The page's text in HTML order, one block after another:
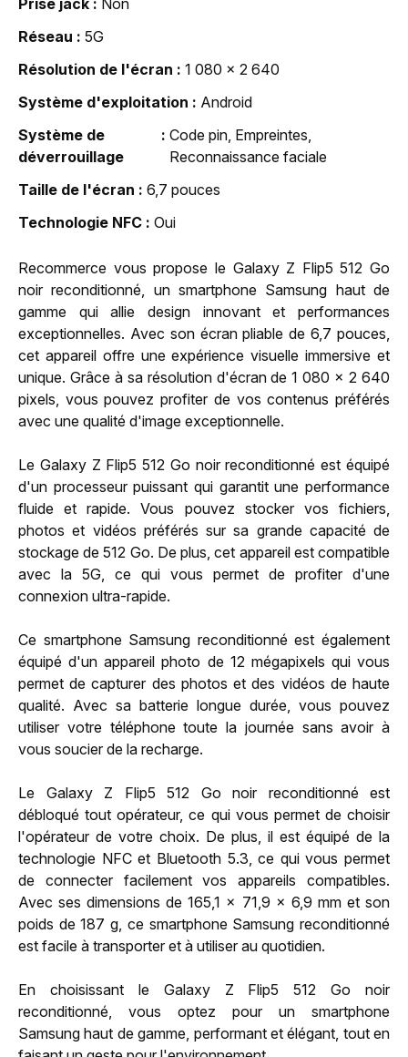
Réseau
5G
Résolution de l'écran
1 080 x 2 640
Système d'exploitation
Android
Système de
déverrouillage
Code pin, Empreintes,
Reconnaissance faciale
Taille de l'écran
6,7 pouces
Technologie NFC
Oui
Recommerce vous propose le Galaxy Z Flip5 512 Go
noir reconditionné, un smartphone Samsung haut de
gamme qui allie design innovant et performances
exceptionnelles. Avec son écran pliable de 6,7 pouces,
cet appareil offre une expérience visuelle immersive et
unique. Grâce à sa résolution d'écran de 1 080 x 2 640
pixels, vous pouvez profiter de vos contenus préférés
avec une qualité d'image exceptionnelle.
Le Galaxy Z Flip5 512 Go noir reconditionné est équipé
d'un processeur puissant qui garantit une performance
fluide et rapide. Vous pouvez stocker vos fichiers,
photos et vidéos préférés sur sa grande capacité de
stockage de 512 Go. De plus, cet appareil est compatible
avec la 5G, ce qui vous permet de profiter d'une
connexion ultra-rapide.
Ce smartphone Samsung reconditionné est également
équipé d'un appareil photo de 12 mégapixels qui vous
permet de capturer des photos et des vidéos de haute
qualité. Avec sa batterie longue durée, vous pouvez
utiliser votre téléphone toute la journée sans avoir à
vous soucier de la recharge.
Le Galaxy Z Flip5 512 Go noir reconditionné est
débloqué tout opérateur, ce qui vous permet de choisir
l'opérateur de votre choix. De plus, il est équipé de la
technologie NFC et Bluetooth 5.3, ce qui vous permet
de connecter facilement vos appareils compatibles.
Avec ses dimensions de 165,1 x 71,9 x 6,9 mm et son
poids de 187 g, ce smartphone Samsung reconditionné
est facile à transporter et à utiliser au quotidien.
En choisissant le Galaxy Z Flip5 512 Go noir
reconditionné, vous optez pour un smartphone
Samsung haut de gamme, performant et élégant, tout en